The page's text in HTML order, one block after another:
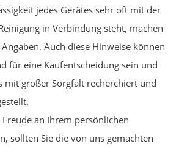
jedes Gerätes sehr oft mit der
in Verbindung steht, machen
Auch diese Hinweise können
für eine Kaufentscheidung sein und
mit großer Sorgfalt recherchiert und
Freude an Ihrem persönlichen
sollten Sie die von uns gemachten